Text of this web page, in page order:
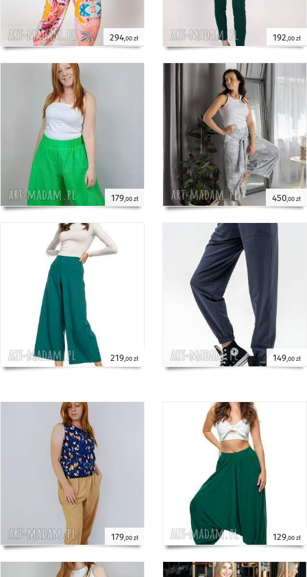
294,00 zł 192,00 zł
179,00 zł 450,00 zł
219,00 zł 149,00 zł
179,00 zł 129,00 zł